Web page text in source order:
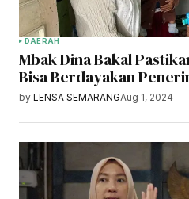
DAERAH
Mbak Dina Bakal
Bisa Berdayakan
by LENSA SEMARANGAug 1, 2024